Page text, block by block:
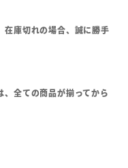
在庫切れの場合、誠に勝手
全ての商品が揃ってから